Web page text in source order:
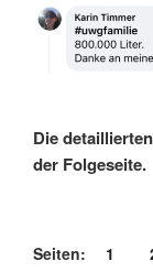
Die
der Folgeseite.
Seiten: 1